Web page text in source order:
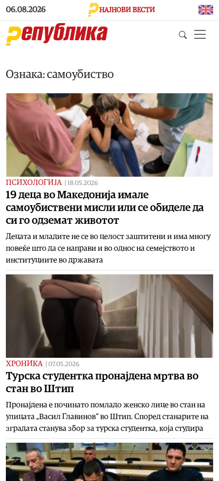
Skip to main content
06.08.2026 НАЈНОВИ ВЕСТИ
Ознака: самоубиство
ПСИХОЛОГИЈА 18.05.2026
19 деца во Македонија имале
самоубиствени мисли или се обиделе да
си го одземат животот
Децата и младите не се во целост заштитени и има многу
повеќе што да се направи и во однос на семејството и
институциите во државата
ХРОНИКА 07.05.2026
Tурска студентка пронајдена мртва во
стан во Штип
Пронајдена е починато помладо женско лице во стан на
улицата „Васил Главинов“ во Штип. Според станарите на
зградата станува збор за турска студентка, која студира